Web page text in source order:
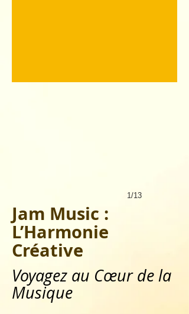
1/13
Jam Music :
L’Harmonie
Créative
Voyagez au Cœur de la
Musique